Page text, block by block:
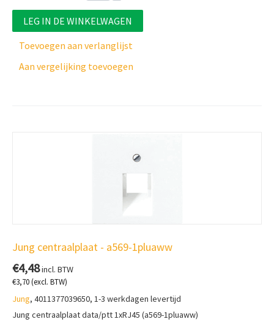
LEG IN DE WINKELWAGEN
Toevoegen aan verlanglijst
Aan vergelijking toevoegen
Jung centraalplaat - a569-1pluaww
€4,48incl. BTW
€3,70(excl. BTW)
Jung, 4011377039650, 1-3 werkdagen levertijd
Jung centraalplaat data/ptt 1xRJ45 (a569-1pluaww)